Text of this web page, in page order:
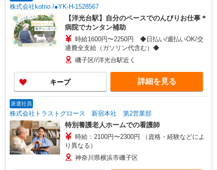
株式会社kotrio /●YK-H-1528567
【洋光台駅】自分のペースでのんびりお仕事＊
病院でカンタン補助
時給1600円〜2250円 ◆日払い/週払いOK/交
通費全支給（ガソリン代含む）◆
磯子区//洋光台駅近く
キープ 詳細を見る
派遣社員
株式会社トラストグロース 新宿本社 第2営業部
特別養護老人ホームでの看護師
時給：2100円〜2300円 （資格・経験などによ
り異なる）
神奈川県横浜市磯子区